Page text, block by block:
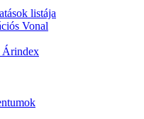
listája
Vonal
Árindex